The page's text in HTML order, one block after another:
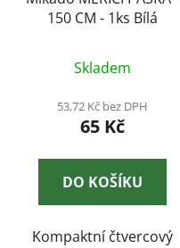
150 CM - 1ks Bílá
Skladem
53,72 Kč bez DPH
65 Kč
DO KOŠÍKU
Kompaktní čtvercový